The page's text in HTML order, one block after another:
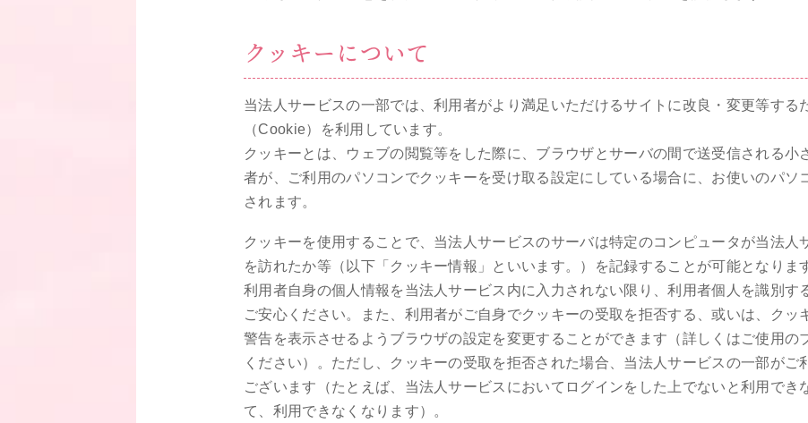
クッキーについて
当法人サービスの一部では、利用者がより満足いただけるサイトに改良・変更等する
（Cookie）を利用しています。
クッキーとは、ウェブの閲覧等をした際に、ブラウザとサーバの間で送受信される小
者が、ご利用のパソコンでクッキーを受け取る設定にしている場合に、お使いのパソ
されます。
クッキーを使用することで、当法人サービスのサーバは特定のコンピュータが当法人
を訪れたか等（以下「クッキー情報」といいます。）を記録することが可能となりま
利用者自身の個人情報を当法人サービス内に入力されない限り、利用者個人を識別す
ご安心ください。また、利用者がご自身でクッキーの受取を拒否する、或いは、クッ
警告を表示させるようブラウザの設定を変更することができます（詳しくはご使用の
ください）。ただし、クッキーの受取を拒否された場合、当法人サービスの一部がご
ございます（たとえば、当法人サービスにおいてログインをした上でないと利用でき
て、利用できなくなります）。